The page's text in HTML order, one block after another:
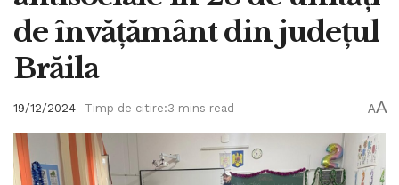
de învățământ din județul
Brăila
19/12/2024 Timp de citire:3 mins read AA